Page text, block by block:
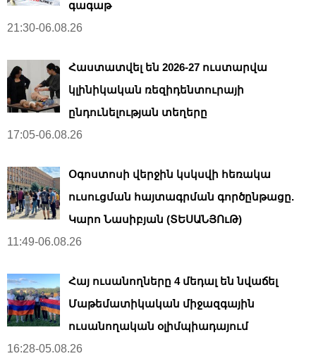
գագաթ
21:30-06.08.26
Հաստատվել են 2026-27 ուստարվա
կլինիկական ռեզիդենտուրայի
ընդունելության տեղերը
17:05-06.08.26
Օգոստոսի վերջին կսկսվի հեռակա
ուսուցման հայտագրման գործընթացը.
Կարո Նասիբյան (ՏԵՍԱՆՅՈւԹ)
11:49-06.08.26
Հայ ուսանողները 4 մեդալ են նվաճել
Մաթեմատիկական միջազգային
ուսանողական օլիմպիադայում
16:28-05.08.26